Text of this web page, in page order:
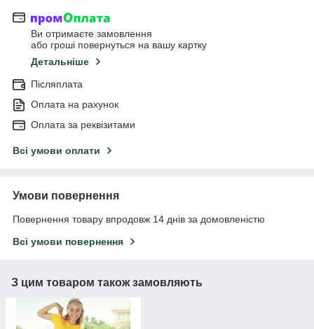
Ви отримаєте замовлення
або гроші повернуться на вашу картку
Детальніше
Післяплата
Оплата на рахунок
Оплата за реквізитами
Всі умови оплати
Умови повернення
Повернення товару впродовж 14 днів за домовленістю
Всі умови повернення
З цим товаром також замовляють